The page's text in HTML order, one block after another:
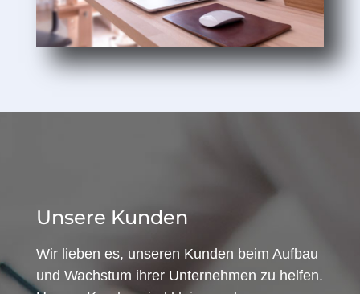
Unsere Kunden
Wir lieben es, unseren Kunden beim Aufbau
und Wachstum ihrer Unternehmen zu helfen.